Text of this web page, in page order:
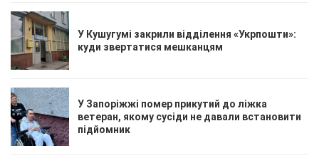
У Кушугумі закрили відділення «Укрпошти»:
куди звертатися мешканцям
У Запоріжжі помер прикутий до ліжка
ветеран, якому сусіди не давали встановити
підйомник